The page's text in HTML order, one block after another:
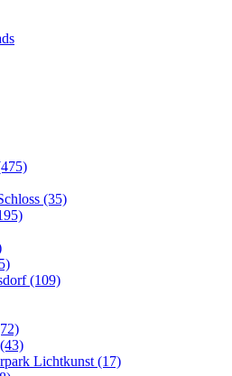
(35)
(109)
Lichtkunst (17)